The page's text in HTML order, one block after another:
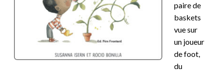
paire de
baskets
vue sur
un joueur
de foot,
du